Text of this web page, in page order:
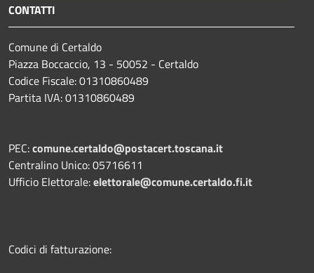
CONTATTI
Comune di Certaldo
Piazza Boccaccio, 13 - 50052 - Certaldo
Codice Fiscale: 01310860489
Partita IVA: 01310860489
PEC:comune.certaldo@postacert.toscana.it
Centralino Unico: 05716611
Ufficio Elettorale:elettorale@comune.certaldo.fi.it
Codici di fatturazione: